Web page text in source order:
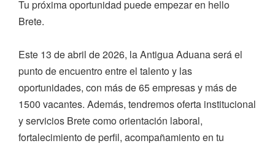
Tu próxima oportunidad puede empezar en hello
Brete.
Este 13 de abril de 2026, la Antigua Aduana será el
punto de encuentro entre el talento y las
oportunidades, con más de 65 empresas y más de
1500 vacantes. Además, tendremos oferta institucional
y servicios Brete como orientación laboral,
fortalecimiento de perfil, acompañamiento en tu